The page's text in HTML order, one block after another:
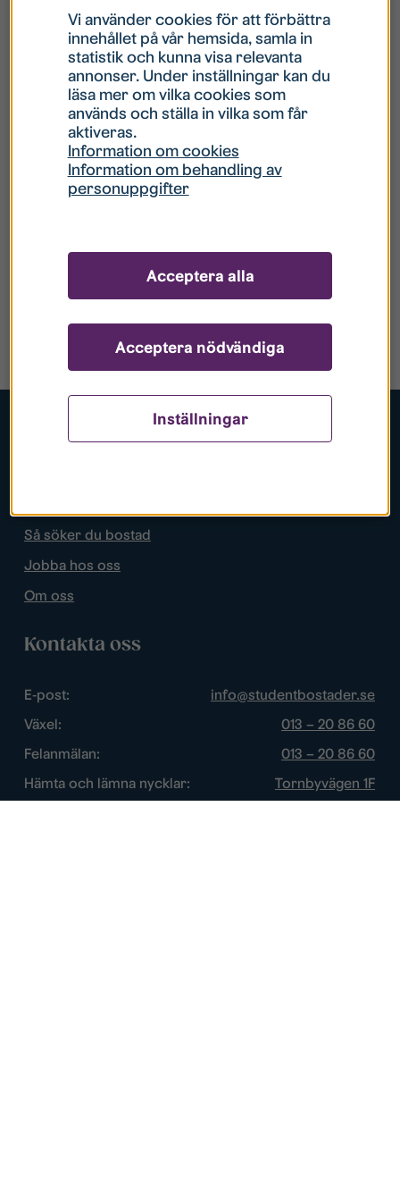
Populära sidor
Så söker du bostad
Jobba hos oss
Om oss
Kontakta oss
E-post:
info@studentbostader.se
Växel:
013 – 20 86 60
Felanmälan:
013 – 20 86 60
Hämta och lämna nycklar:
Tornbyvägen 1F
Vi använder cookies för att förbättra
innehållet på vår hemsida, samla in
statistik och kunna visa relevanta
annonser. Under inställningar kan du
läsa mer om vilka cookies som
används och ställa in vilka som får
aktiveras.
Information om cookies
Information om behandling av
personuppgifter
Inställningar
Acceptera nödvändiga
Acceptera alla